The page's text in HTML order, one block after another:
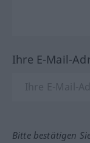
Ihre E-Mail-
Bitte bestätigen